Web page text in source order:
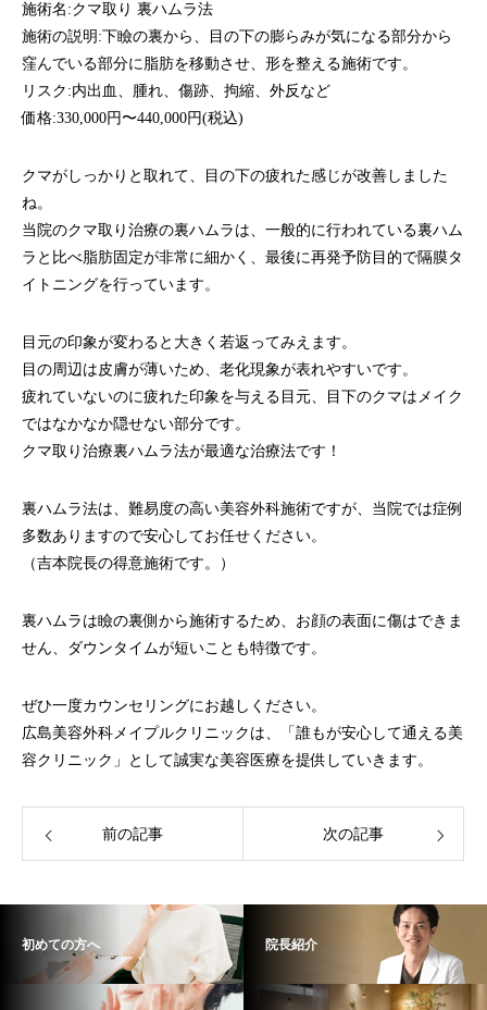
施術名:クマ取り 裏ハムラ法
施術の説明:下瞼の裏から、目の下の膨らみが気になる部分から
窪んでいる部分に脂肪を移動させ、形を整える施術です。
リスク:内出血、腫れ、傷跡、拘縮、外反など
価格:330,000円〜440,000円(税込)
クマがしっかりと取れて、目の下の疲れた感じが改善しました
ね。
当院のクマ取り治療の裏ハムラは、一般的に行われている裏ハム
ラと比べ脂肪固定が非常に細かく、最後に再発予防目的で隔膜タ
イトニングを行っています。
目元の印象が変わると大きく若返ってみえます。
目の周辺は皮膚が薄いため、老化現象が表れやすいです。
疲れていないのに疲れた印象を与える目元、目下のクマはメイク
ではなかなか隠せない部分です。
クマ取り治療裏ハムラ法が最適な治療法です！
裏ハムラ法は、難易度の高い美容外科施術ですが、当院では症例
多数ありますので安心してお任せください。
（吉本院長の得意施術です。）
裏ハムラは瞼の裏側から施術するため、お顔の表面に傷はできま
せん、ダウンタイムが短いことも特徴です。
ぜひ一度カウンセリングにお越しください。
広島美容外科メイプルクリニックは、「誰もが安心して通える美
容クリニック」として誠実な美容医療を提供していきます。
前の記事 次の記事
初めての方へ 院長紹介